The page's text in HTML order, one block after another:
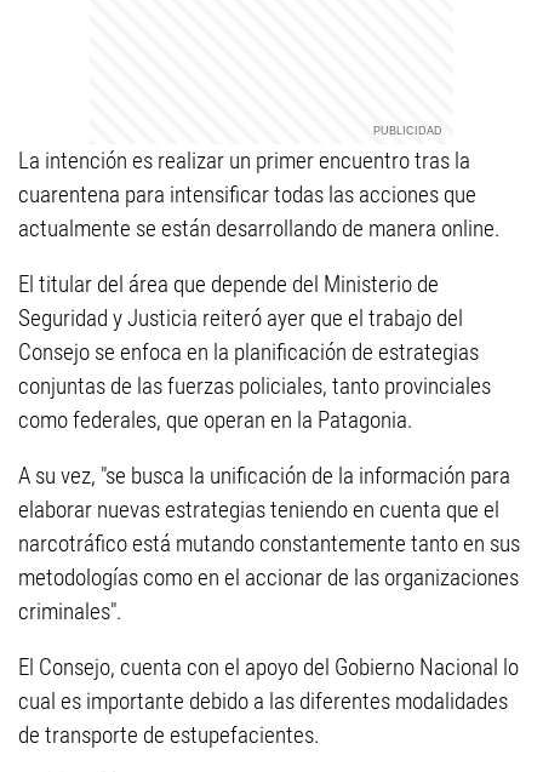
La intención es realizar un primer encuentro tras la
cuarentena para intensificar todas las acciones que
actualmente se están desarrollando de manera online.
El titular del área que depende del Ministerio de
Seguridad y Justicia reiteró ayer que el trabajo del
Consejo se enfoca en la planificación de estrategias
conjuntas de las fuerzas policiales, tanto provinciales
como federales, que operan en la Patagonia.
A su vez, "se busca la unificación de la información para
elaborar nuevas estrategias teniendo en cuenta que el
narcotráfico está mutando constantemente tanto en sus
metodologías como en el accionar de las organizaciones
criminales".
El Consejo, cuenta con el apoyo del Gobierno Nacional lo
cual es importante debido a las diferentes modalidades
de transporte de estupefacientes.